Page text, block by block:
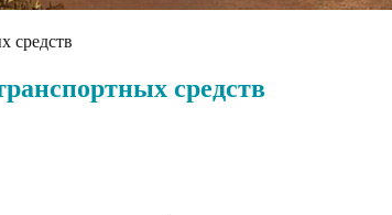
средств
средств